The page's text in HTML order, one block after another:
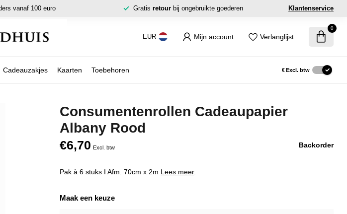
vanaf 100 euro Gratis retourbij ongebruikte goederen Klantenservice
EUR Mijn account Verlanglijst
0
Cadeauzakjes Kaarten Toebehoren €Excl. btw
Consumentenrollen Cadeaupapier
Albany Rood
€6,70 Excl. btw Backorder
Pak à 6 stuks I Afm. 70cm x 2m Lees meer.
Maak een keuze